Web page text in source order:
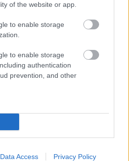
of the website or app.
to enable storage
to enable storage
authentication
prevention, and other
Data Access Privacy Policy
amely mögé minden éjjel
lakott mögötte, fájdalom,
sokszor ott sarjad, ahol a
szívünket, hogy legyen hely
Ha valaki a családodban hasonló
Egy meleg kéz, egy csésze tea,